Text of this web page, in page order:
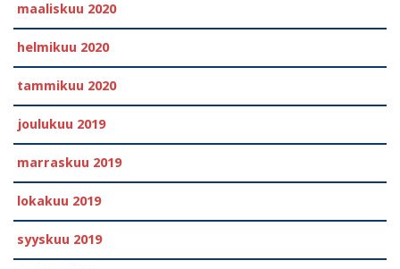
maaliskuu 2020
helmikuu 2020
tammikuu 2020
joulukuu 2019
marraskuu 2019
lokakuu 2019
syyskuu 2019